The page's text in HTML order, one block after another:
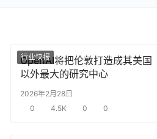
行业快报
OpenAI将把伦敦打造成其美国
以外最大的研究中心
2026年2月28日
0
4.5K 0 0